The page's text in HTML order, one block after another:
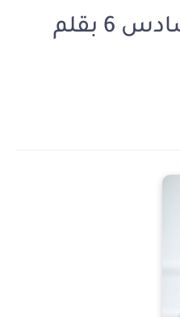
الثاني الفصل السادس 6 بقلم